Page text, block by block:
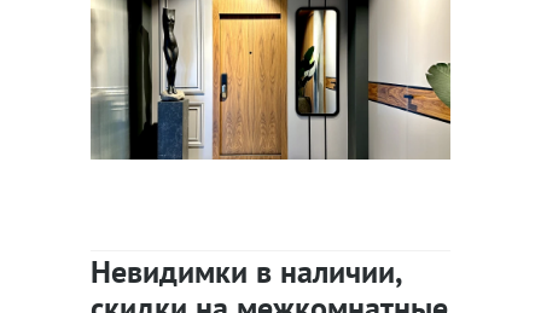
Невидимки в наличии,